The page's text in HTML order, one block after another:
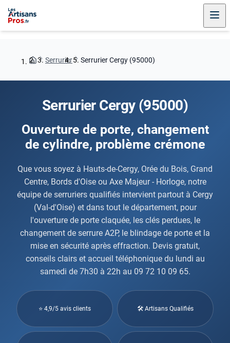
Serrurier Serrurier Cergy (95000)
Serrurier Cergy (95000)
Ouverture de porte, changement
de cylindre, problème crémone
Que vous soyez à Hauts-de-Cergy, Orée du Bois, Grand
Centre, Bords d'Oise ou Axe Majeur - Horloge, notre
équipe de serruriers qualifiés intervient partout à Cergy
(Val-d'Oise) et dans tout le département, pour
l'ouverture de porte claquée, les clés perdues, le
changement de serrure A2P, le blindage de porte et la
mise en sécurité après effraction. Devis gratuit,
conseils clairs et accueil téléphonique du lundi au
samedi de 7h30 à 22h au 09 72 10 09 65.
⭐ 4,9/5 avis clients 🛠 Artisans Qualifiés